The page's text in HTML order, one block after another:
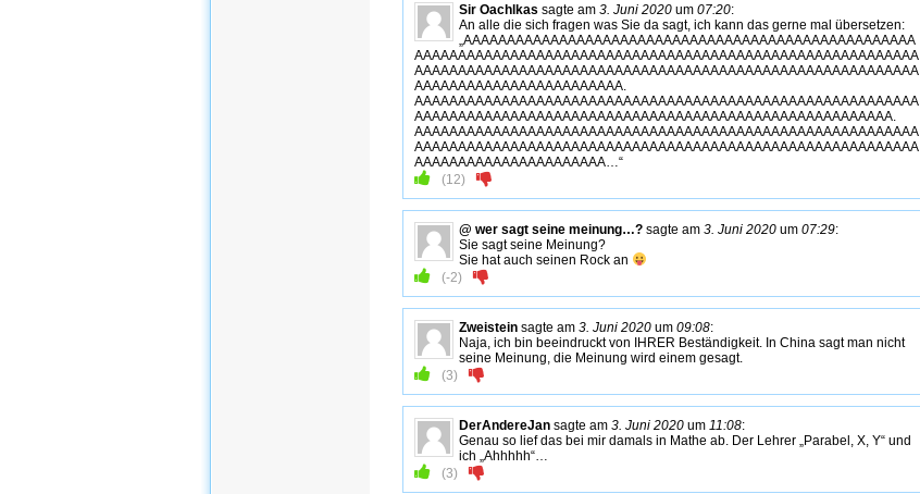
Sir Oachlkas sagte am 3. Juni 2020 um 07:20:
An alle die sich fragen was Sie da sagt, ich kann das gerne mal übersetzen:
„AAAAAAAAAAAAAAAAAAAAAAAAAAAAAAAAAAAAAAAAAAAAAAAAAAAA
AAAAAAAAAAAAAAAAAAAAAAAAAAAAAAAAAAAAAAAAAAAAAAAAAAAAAAAAAA
AAAAAAAAAAAAAAAAAAAAAAAAAAAAAAAAAAAAAAAAAAAAAAAAAAAAAAAAAA
AAAAAAAAAAAAAAAAAAAAAAAA.
AAAAAAAAAAAAAAAAAAAAAAAAAAAAAAAAAAAAAAAAAAAAAAAAAAAAAAAAAA
AAAAAAAAAAAAAAAAAAAAAAAAAAAAAAAAAAAAAAAAAAAAAAAAAAAAAAA.
AAAAAAAAAAAAAAAAAAAAAAAAAAAAAAAAAAAAAAAAAAAAAAAAAAAAAAAAAA
AAAAAAAAAAAAAAAAAAAAAAAAAAAAAAAAAAAAAAAAAAAAAAAAAAAAAAAAAA
AAAAAAAAAAAAAAAAAAAAAA…“
(12)
@ wer sagt seine meinung…? sagte am 3. Juni 2020 um 07:29:
Sie sagt seine Meinung?
Sie hat auch seinen Rock an
(-2)
Zweistein sagte am 3. Juni 2020 um 09:08:
Naja, ich bin beeindruckt von IHRER Beständigkeit. In China sagt man nicht
seine Meinung, die Meinung wird einem gesagt.
(3)
DerAndereJan sagte am 3. Juni 2020 um 11:08:
Genau so lief das bei mir damals in Mathe ab. Der Lehrer „Parabel, X, Y“ und
ich „Ahhhhh“…
(3)